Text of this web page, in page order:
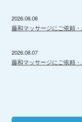
2026.08.08
藤和マッサージにご依頼
2026.08.07
藤和マッサージにご依頼